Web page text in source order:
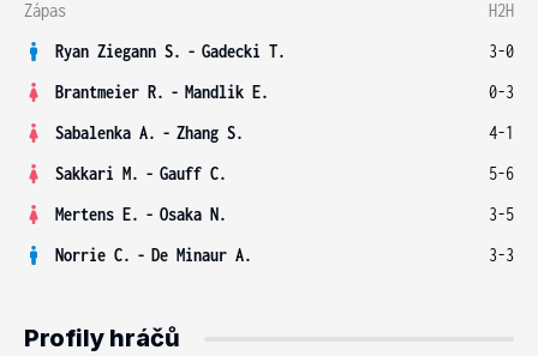
Zápas
H2H
Ryan Ziegann S. - Gadecki T.
3-0
Brantmeier R. - Mandlik E.
0-3
Sabalenka A. - Zhang S.
4-1
Sakkari M. - Gauff C.
5-6
Mertens E. - Osaka N.
3-5
Norrie C. - De Minaur A. 3-3
Profily hráčů